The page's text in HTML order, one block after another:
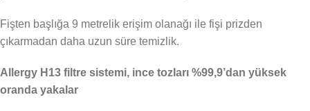
Fişten başlığa 9 metrelik erişim olanağı ile fişi prizden
çıkarmadan daha uzun süre temizlik.
Allergy H13 filtre sistemi, ince tozları %99,9’dan yüksek
oranda yakalar